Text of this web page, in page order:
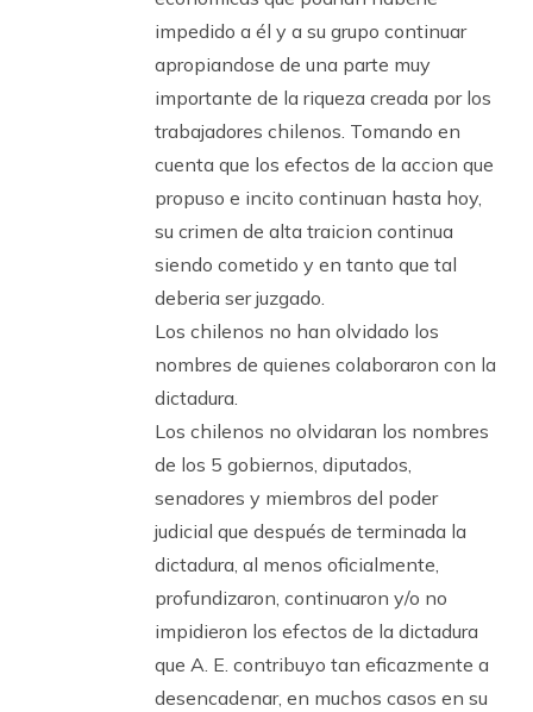
impedido a él y a su grupo continuar
apropiandose de una parte muy
importante de la riqueza creada por los
trabajadores chilenos. Tomando en
cuenta que los efectos de la accion que
propuso e incito continuan hasta hoy,
su crimen de alta traicion continua
siendo cometido y en tanto que tal
deberia ser juzgado.
Los chilenos no han olvidado los
nombres de quienes colaboraron con la
dictadura.
Los chilenos no olvidaran los nombres
de los 5 gobiernos, diputados,
senadores y miembros del poder
judicial que después de terminada la
dictadura, al menos oficialmente,
profundizaron, continuaron y/o no
impidieron los efectos de la dictadura
que A. E. contribuyo tan eficazmente a
desencadenar, en muchos casos en su